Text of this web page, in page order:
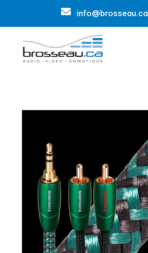
 info@brosseau.ca